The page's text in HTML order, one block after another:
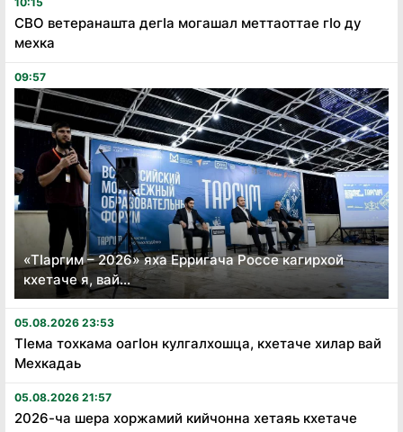
СВО ветеранашта дегӏа могашал меттаоттае гӏо ду
мехка
09:57
«Тӏаргим – 2026» яха Ерригача Россе кагирхой
кхетаче я, вай...
05.08.2026 23:53
Тӏема тохкама оагӏон кулгалхошца, кхетаче хилар вай
Мехкадаь
05.08.2026 21:57
2026-ча шера хоржамий кийчонна хетаяь кхетаче